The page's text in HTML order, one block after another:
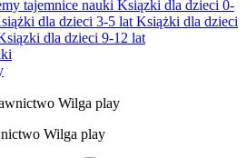
tajemnice nauki Ksiązki dla dzieci 0-
dla dzieci 3-5 lat Książki dla dzieci
dla dzieci 9-12 lat
Wilga play